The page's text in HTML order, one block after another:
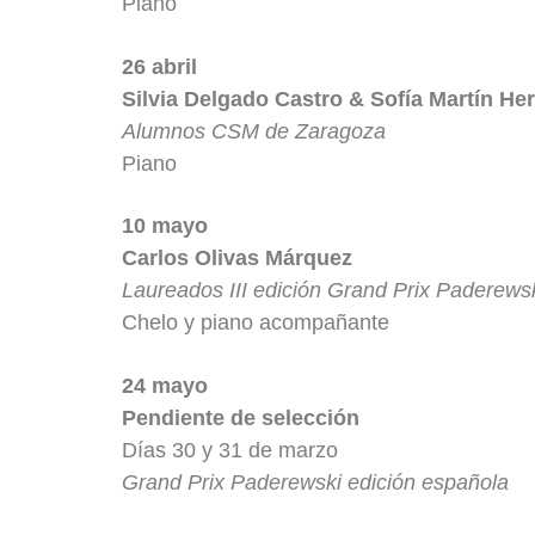
26 abril
Silvia Delgado Castro & Sofía Martín
Alumnos CSM de Zaragoza
Piano
10 mayo
Carlos Olivas Márquez
Laureados III edición Grand Prix
Chelo y piano acompañante
24 mayo
Pendiente de selección
Días 30 y 31 de marzo
Grand Prix Paderewski edición española